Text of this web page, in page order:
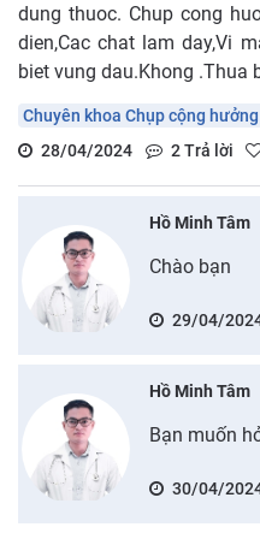
dung thuoc. Chup cong
dien,Cac chat lam day,Vi
biet vung dau.Khong .Thua
Chuyên khoa Chụp cộng
28/04/2024
2Trả lời
Hồ Minh Tâm
Chào bạn
29/04/
Hồ Minh Tâm
Bạn muốn
30/04/